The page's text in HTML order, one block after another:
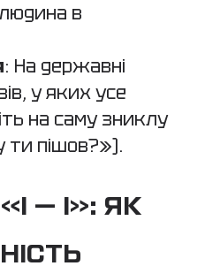
в
: На державні
у яких усе
на саму зниклу
пішов?»).
— І»: ЯК